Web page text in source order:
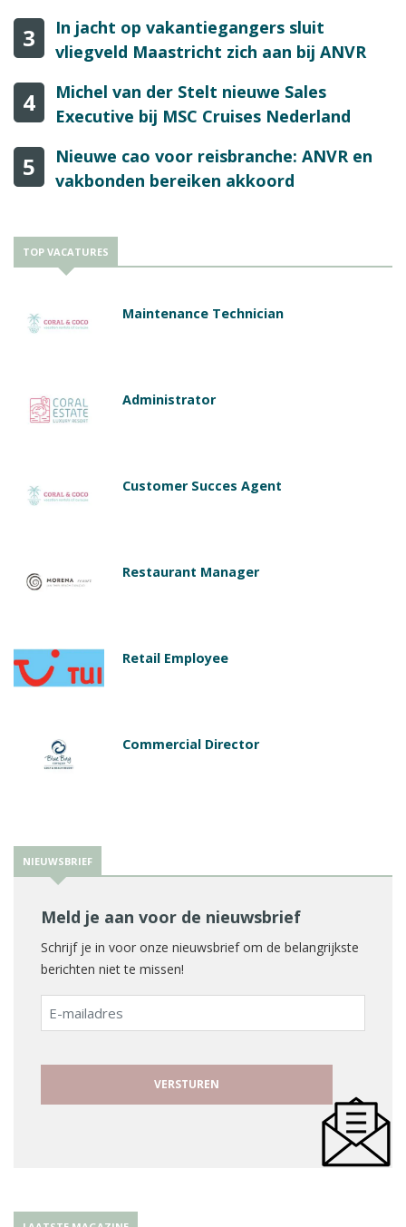
3
In jacht op vakantiegangers sluit
vliegveld Maastricht zich aan bij ANVR
4
Michel van der Stelt nieuwe Sales
Executive bij MSC Cruises Nederland
5
Nieuwe cao voor reisbranche: ANVR en
vakbonden bereiken akkoord
TOP VACATURES
Maintenance Technician
Administrator
Customer Succes Agent
Restaurant Manager
Retail Employee
Commercial Director
NIEUWSBRIEF
Meld je aan voor de nieuwsbrief
Schrijf je in voor onze nieuwsbrief om de belangrijkste
berichten niet te missen!
E-
mailadres